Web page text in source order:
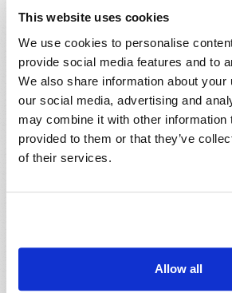
This website uses cookies
We use cookies to personalise
provide social media features and to
We also share information about your
our social media, advertising and
may combine it with other information
provided to them or that they’ve
of their services.
Allow all
2019 en profecía bíblica